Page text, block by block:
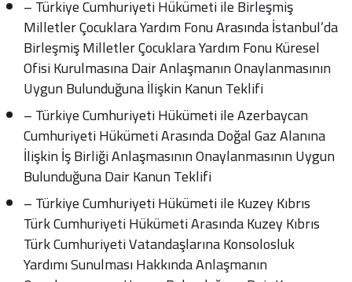
– Türkiye Cumhuriyeti Hükümeti ile Birleşmiş
Milletler Çocuklara Yardım Fonu Arasında İstanbul’da
Birleşmiş Milletler Çocuklara Yardım Fonu Küresel
Ofisi Kurulmasına Dair Anlaşmanın Onaylanmasının
Uygun Bulunduğuna İlişkin Kanun Teklifi
– Türkiye Cumhuriyeti Hükümeti ile Azerbaycan
Cumhuriyeti Hükümeti Arasında Doğal Gaz Alanına
İlişkin İş Birliği Anlaşmasının Onaylanmasının Uygun
Bulunduğuna Dair Kanun Teklifi
– Türkiye Cumhuriyeti Hükümeti ile Kuzey Kıbrıs
Türk Cumhuriyeti Hükümeti Arasında Kuzey Kıbrıs
Türk Cumhuriyeti Vatandaşlarına Konsolosluk
Yardımı Sunulması Hakkında Anlaşmanın